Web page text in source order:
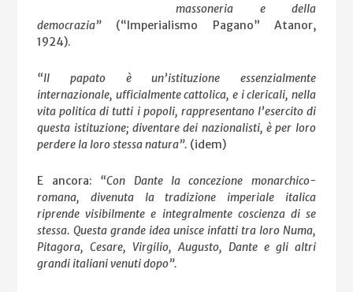
massoneria e della
democrazia” (“Imperialismo Pagano” Atanor,
1924).
“Il papato è un’istituzione essenzialmente
internazionale, ufficialmente cattolica, e i clericali, nella
vita politica di tutti i popoli, rappresentano l’esercito di
questa istituzione; diventare dei nazionalisti, è per loro
perdere la loro stessa natura”. (idem)
E ancora: “Con Dante la concezione monarchico-
romana, divenuta la tradizione imperiale italica
riprende visibilmente e integralmente coscienza di se
stessa. Questa grande idea unisce infatti tra loro Numa,
Pitagora, Cesare, Virgilio, Augusto, Dante e gli altri
grandi italiani venuti dopo”.